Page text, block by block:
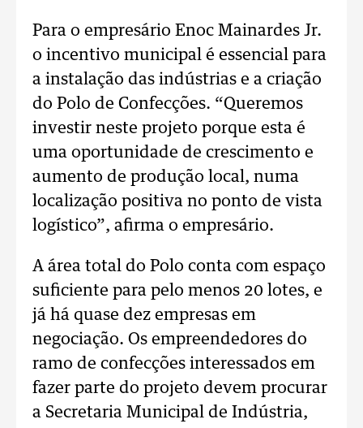
Para o empresário Enoc Mainardes Jr.
o incentivo municipal é essencial para
a instalação das indústrias e a criação
do Polo de Confecções. “Queremos
investir neste projeto porque esta é
uma oportunidade de crescimento e
aumento de produção local, numa
localização positiva no ponto de vista
logístico”, afirma o empresário.
A área total do Polo conta com espaço
suficiente para pelo menos 20 lotes, e
já há quase dez empresas em
negociação. Os empreendedores do
ramo de confecções interessados em
fazer parte do projeto devem procurar
a Secretaria Municipal de Indústria,